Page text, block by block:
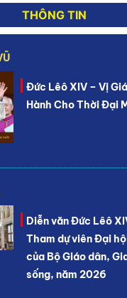
THÔNG TIN
Đức Lêô XIV – Vị
Hành Cho Thời Đại
Diễn văn Đức Lêô
Tham dự viên Đại
của Bộ Giáo dân,
sống, năm 2026